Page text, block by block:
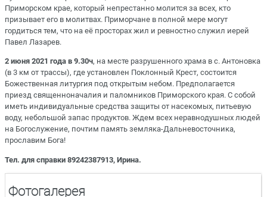
Приморском крае, который непрестанно молится за всех, кто
призывает его в молитвах. Приморчане в полной мере могут
гордиться тем, что на её просторах жил и ревностно служил иерей
Павел Лазарев.
2 июня 2021 года в 9.30ч, на месте разрушенного храма в с. Антоновка
(в 3 км от трассы), где установлен Поклонный Крест, состоится
Божественная литургия под открытым небом. Предполагается
приезд священноначалия и паломников Приморского края. С собой
иметь индивидуальные средства защиты от насекомых, питьевую
воду, небольшой запас продуктов. Ждем всех неравнодушных людей
на Богослужение, почтим память земляка-Дальневосточника,
прославим Бога!
Тел. для справки 89242387913, Ирина.
Фотогалерея